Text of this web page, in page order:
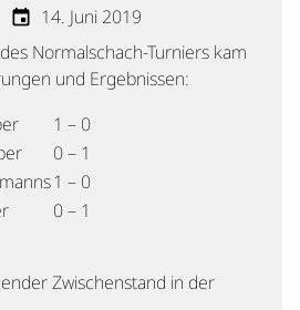
event 14. Juni 2019
Normalschach-Turniers kam
und Ergebnissen:
1 – 0
0 – 1
1 – 0
0 – 1
Zwischenstand in der